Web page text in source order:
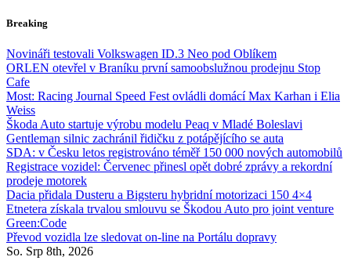
Skip
content
Breaking
Novináři testovali Volkswagen ID.3 Neo pod Oblíkem
ORLEN otevřel v Braníku první samoobslužnou prodejnu Stop
Cafe
Most: Racing Journal Speed Fest ovládli domácí Max Karhan i Elia
Weiss
Škoda Auto startuje výrobu modelu Peaq v Mladé Boleslavi
Gentleman silnic zachránil řidičku z potápějícího se auta
SDA: v Česku letos registrováno téměř 150 000 nových automobilů
Registrace vozidel: Červenec přinesl opět dobré zprávy a rekordní
prodeje motorek
Dacia přidala Dusteru a Bigsteru hybridní motorizaci 150 4×4
Etnetera získala trvalou smlouvu se Škodou Auto pro joint venture
Green:Code
Převod vozidla lze sledovat on-line na Portálu dopravy
So. Srp 8th, 2026